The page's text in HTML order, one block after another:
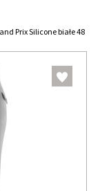
Prix Silicone białe 48